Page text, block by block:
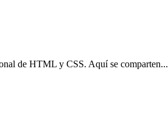
de HTML y CSS. Aquí se comparten...